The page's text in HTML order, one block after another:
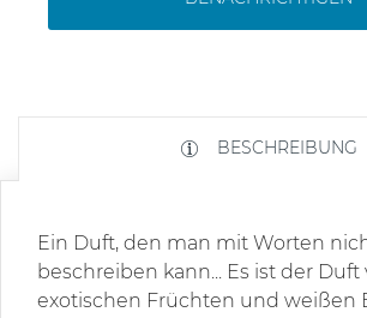
BESCHREIBUNG
Ein Duft, den man mit Worten
beschreiben kann... Es ist der Duft
exotischen Früchten und weißen